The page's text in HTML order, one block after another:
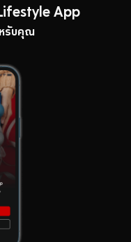
App
รับคุณ